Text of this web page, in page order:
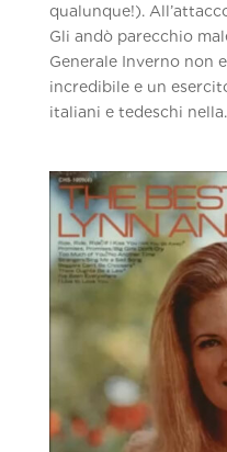
qualunque!).
Gli andò parecchio
Generale Inverno non
incredibile e un
italiani e tedeschi